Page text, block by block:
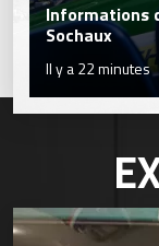
Informations
Sochaux
Il y a 22 minutes